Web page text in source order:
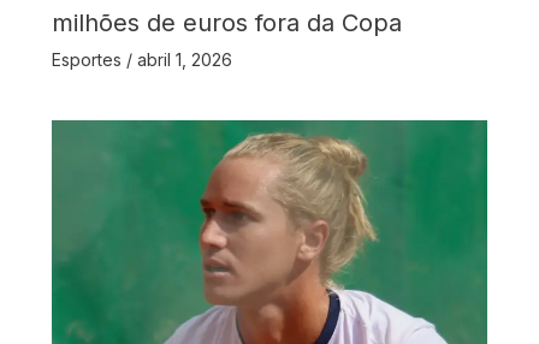
milhões de euros fora da Copa
Esportes / abril 1, 2026